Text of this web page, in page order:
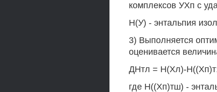
комплексов УХп с
Н(У) - энтальпия
3) Выполняется
оценивается
ДНтл = Н(Хл)-
где Н((Хп)тш) -